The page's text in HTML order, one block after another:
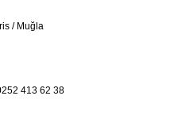
/ Muğla
413 62 38